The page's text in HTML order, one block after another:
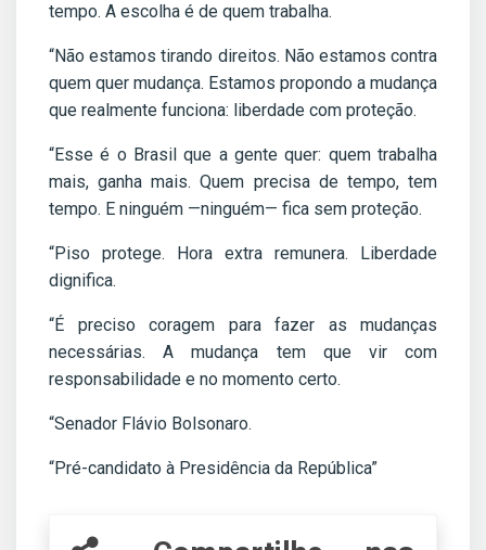
tempo. A escolha é de quem trabalha.
“Não estamos tirando direitos. Não estamos contra
quem quer mudança. Estamos propondo a mudança
que realmente funciona: liberdade com proteção.
“Esse é o Brasil que a gente quer: quem trabalha
mais, ganha mais. Quem precisa de tempo, tem
tempo. E ninguém —ninguém— fica sem proteção.
“Piso protege. Hora extra remunera. Liberdade
dignifica.
“É preciso coragem para fazer as mudanças
necessárias. A mudança tem que vir com
responsabilidade e no momento certo.
“Senador Flávio Bolsonaro.
“Pré-candidato à Presidência da República”